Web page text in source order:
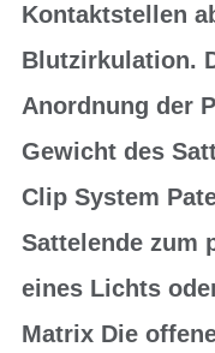
Kontaktstellen
Blutzirkulation.
Anordnung der
Gewicht des
Clip System
Sattelende zum
eines Lichts
Matrix Die